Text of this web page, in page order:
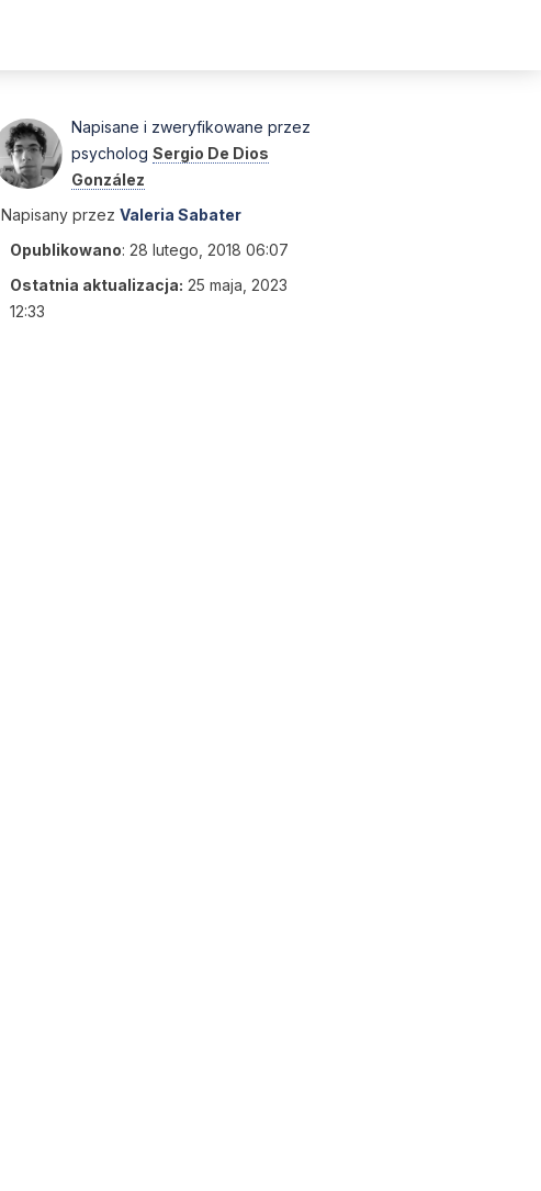
Napisane i zweryfikowane przez
psycholog Sergio De Dios
González
Napisany przez Valeria Sabater
Opublikowano: 28 lutego, 2018 06:07
Ostatnia aktualizacja: 25 maja, 2023
12:33